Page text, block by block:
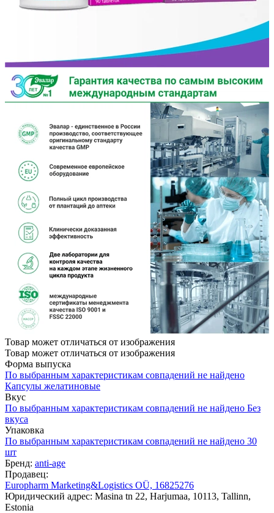
Товар может отличаться от изображения
Товар может отличаться от изображения
Форма выпуска
По выбранным характеристикам совпадений не найдено
Капсулы желатиновые
Вкус
По выбранным характеристикам совпадений не найдено Без
вкуса
Упаковка
По выбранным характеристикам совпадений не найдено 30
шт
Бренд: anti-age
Продавец:
Europharm Marketing&Logistics OÜ, 16825276
Юридический адрес: Masina tn 22, Harjumaa, 10113, Tallinn,
Estonia